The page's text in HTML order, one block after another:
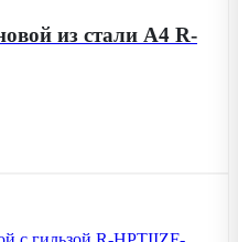
из стали А4 R-